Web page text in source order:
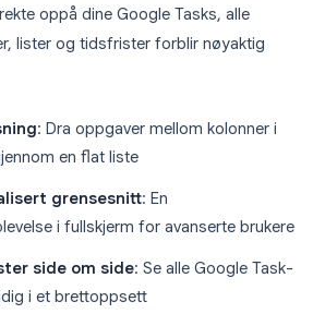
oppå dine Google Tasks, alle
lister og tidsfrister forblir nøyaktig
: Dra oppgaver mellom kolonner i
en flat liste
grensesnitt: En
i fullskjerm for avanserte brukere
side om side: Se alle Google Task-
i et brettoppsett